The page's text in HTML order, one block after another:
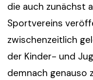
die auch zunächst
Sportvereins
zwischenzeitlich
der Kinder- und
demnach genauso